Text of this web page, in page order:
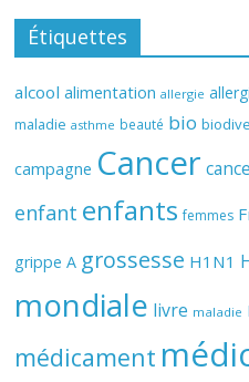
Étiquettes
alcool alimentation allergie
maladie asthme beauté bio
campagne Cancer
enfant enfants femmes
grippe A grossesse H1N1
mondiale livre maladie
médicament